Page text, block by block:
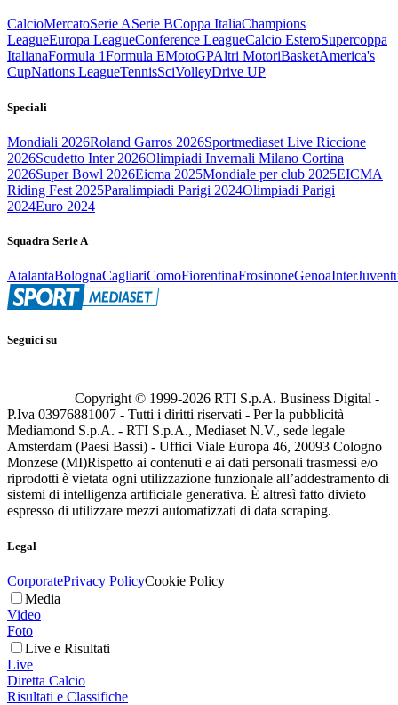
CalcioMercatoSerie ASerie BCoppa ItaliaChampions
LeagueEuropa LeagueConference LeagueCalcio EsteroSupercoppa
ItalianaFormula 1Formula EMotoGPAltri MotoriBasketAmerica's
CupNations LeagueTennisSciVolleyDrive UP
Speciali
Mondiali 2026Roland Garros 2026Sportmediaset Live Riccione
2026Scudetto Inter 2026Olimpiadi Invernali Milano Cortina
2026Super Bowl 2026Eicma 2025Mondiale per club 2025EICMA
Riding Fest 2025Paralimpiadi Parigi 2024Olimpiadi Parigi
2024Euro 2024
Squadra Serie A
AtalantaBolognaCagliariComoFiorentinaFrosinoneGenoaInter
Seguici su
Copyright © 1999-2026 RTI S.p.A. Business Digital -
P.Iva 03976881007 - Tutti i diritti riservati - Per la pubblicità
Mediamond S.p.A. - RTI S.p.A., Mediaset N.V., sede legale
Amsterdam (Paesi Bassi) - Uffici Viale Europa 46, 20093 Cologno
Monzese (MI)Rispetto ai contenuti e ai dati personali trasmessi e/o
riprodotti è vietata ogni utilizzazione funzionale all’addestramento di
sistemi di intelligenza artificiale generativa. È altresì fatto divieto
espresso di utilizzare mezzi automatizzati di data scraping.
Legal
CorporatePrivacy PolicyCookie Policy
Media
Video
Foto
Live e Risultati
Live
Diretta Calcio
Risultati e Classifiche